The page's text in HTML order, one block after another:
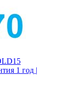
1 год |